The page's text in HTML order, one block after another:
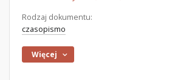
Rodzaj dokumentu:
czasopismo
Więcej